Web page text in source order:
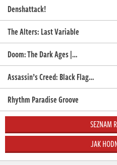
Denshattack!
The Alters: Last Variable
Doom: The Dark Ages |…
Assassin’s Creed: Black Flag…
Rhythm Paradise Groove
SEZNAM
JAK